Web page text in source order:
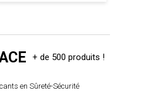
en Sûreté-Sécurité